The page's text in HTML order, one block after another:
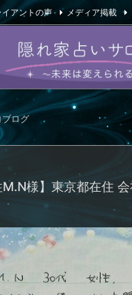
イアントの声 メディア掲載
ブログ
M.N様】東京都在住 会